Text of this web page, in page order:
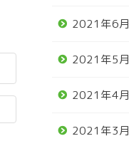
2021年6月
2021年5月
2021年4月
2021年3月